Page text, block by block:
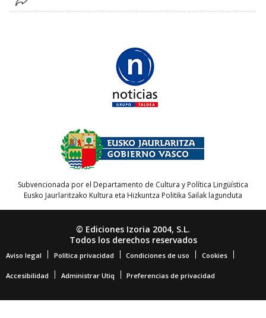
Subvencionada por el Departamento de Cultura y Política Lingüística
Eusko Jaurlaritzako Kultura eta Hizkuntza Politika Sailak lagunduta
© Ediciones Izoria 2004, S.L.
Todos los derechos reservados
Aviso legal Política privacidad Condiciones de uso Cookies
Accesibilidad Administrar Utiq Preferencias de privacidad